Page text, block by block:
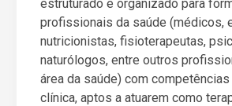
estruturado e organizado para
profissionais da saúde (médicos,
nutricionistas, fisioterapeutas,
naturólogos, entre outros
área da saúde) com
clínica, aptos a atuarem como